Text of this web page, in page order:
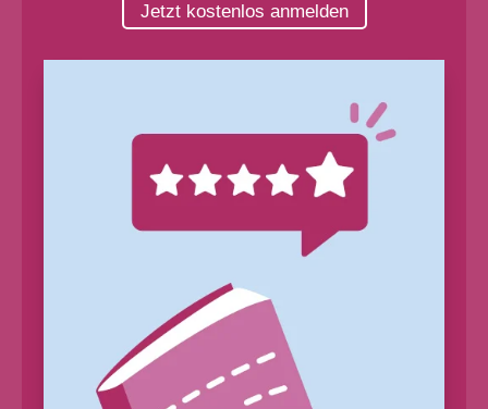
Jetzt kostenlos anmelden